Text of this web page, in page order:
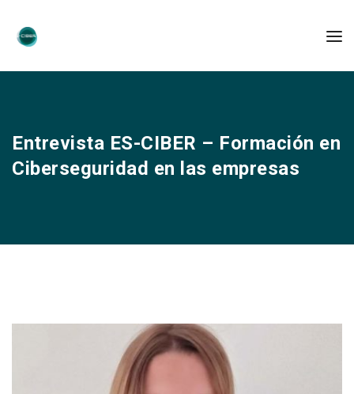
Entrevista ES-CIBER – Formación en
Ciberseguridad en las empresas